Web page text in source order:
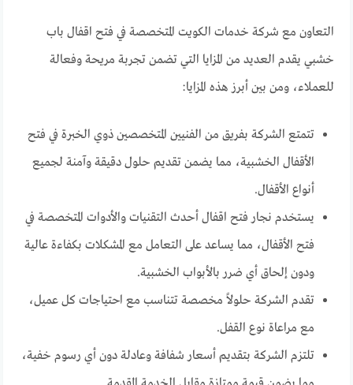
التعاون مع شركة خدمات الكويت المتخصصة في فتح اقفال باب
خشبي يقدم العديد من المزايا التي تضمن تجربة مريحة وفعالة
للعملاء، ومن بين أبرز هذه المزايا:
تتمتع الشركة بفريق من الفنيين المتخصصين ذوي الخبرة في فتح
الأقفال الخشبية، مما يضمن تقديم حلول دقيقة وآمنة لجميع
أنواع الأقفال.
يستخدم نجار فتح اقفال أحدث التقنيات والأدوات المتخصصة في
فتح الأقفال، مما يساعد على التعامل مع المشكلات بكفاءة عالية
ودون إلحاق أي ضرر بالأبواب الخشبية.
تقدم الشركة حلولاً مخصصة تتناسب مع احتياجات كل عميل،
مع مراعاة نوع القفل.
تلتزم الشركة بتقديم أسعار شفافة وعادلة دون أي رسوم خفية،